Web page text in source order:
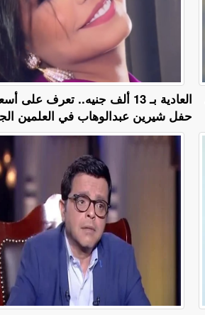
العادية بـ 13 ألف جنيه.. تعرف على
حفل شيرين عبدالوهاب في العلمين